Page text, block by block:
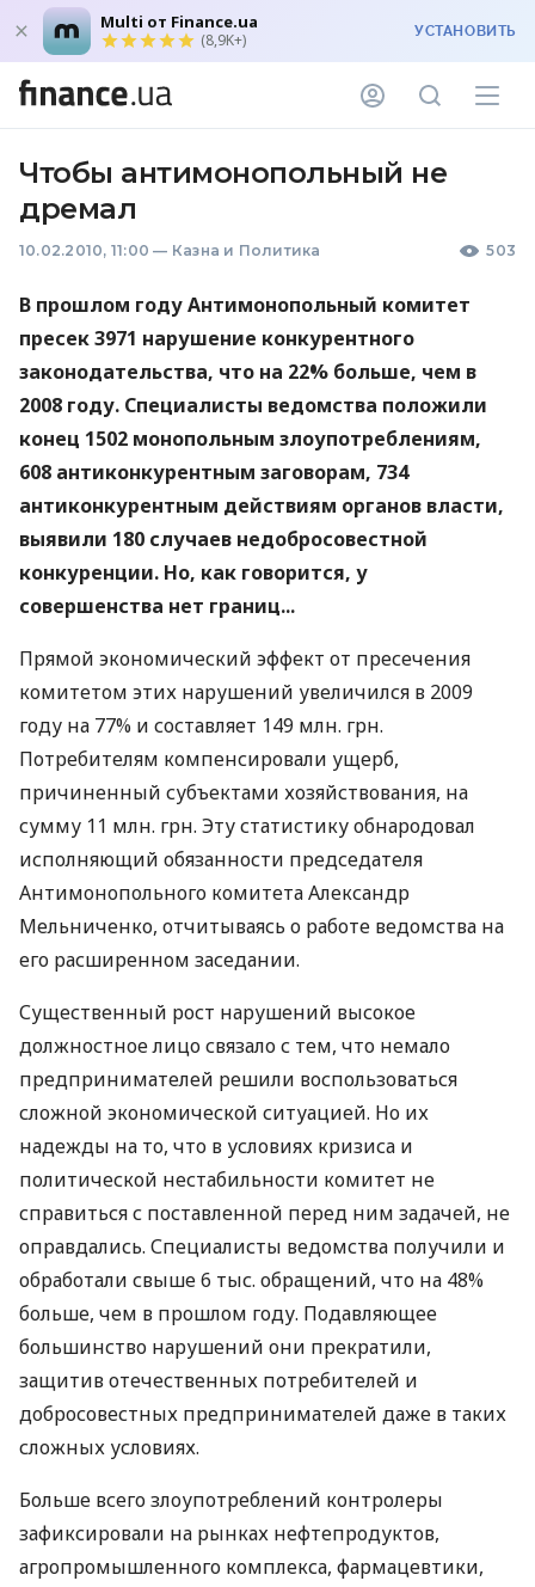
Multi от Finance.ua
(8,9K+) УСТАНОВИТЬ
Чтобы антимонопольный не
дремал
10.02.2010, 11:00 — Казна и Политика 503
В прошлом году Антимонопольный комитет
пресек 3971 нарушение конкурентного
законодательства, что на 22% больше, чем в
2008 году. Специалисты ведомства положили
конец 1502 монопольным злоупотреблениям,
608 антиконкурентным заговорам, 734
антиконкурентным действиям органов власти,
выявили 180 случаев недобросовестной
конкуренции. Но, как говорится, у
совершенства нет границ...
Прямой экономический эффект от пресечения
комитетом этих нарушений увеличился в 2009
году на 77% и составляет 149 млн. грн.
Потребителям компенсировали ущерб,
причиненный субъектами хозяйствования, на
сумму 11 млн. грн. Эту статистику обнародовал
исполняющий обязанности председателя
Антимонопольного комитета Александр
Мельниченко, отчитываясь о работе ведомства на
его расширенном заседании.
Существенный рост нарушений высокое
должностное лицо связало с тем, что немало
предпринимателей решили воспользоваться
сложной экономической ситуацией. Но их
надежды на то, что в условиях кризиса и
политической нестабильности комитет не
справиться с поставленной перед ним задачей, не
оправдались. Специалисты ведомства получили и
обработали свыше 6 тыс. обращений, что на 48%
больше, чем в прошлом году. Подавляющее
большинство нарушений они прекратили,
защитив отечественных потребителей и
добросовестных предпринимателей даже в таких
сложных условиях.
Больше всего злоупотреблений контролеры
зафиксировали на рынках нефтепродуктов,
агропромышленного комплекса, фармацевтики,